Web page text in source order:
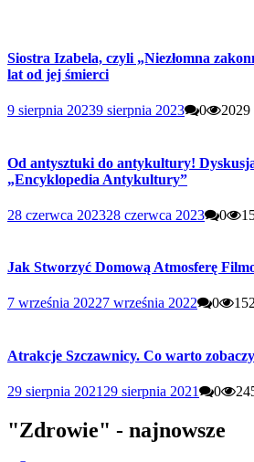
Siostra Izabela, czyli „Niezłomna
lat od jej śmierci
9 sierpnia 20239 sierpnia 2023 0 2029
Od antysztuki do antykultury!
„Encyklopedia Antykultury”
28 czerwca 202328 czerwca 2023 0
Jak Stworzyć Domową Atmosferę
7 września 20227 września 2022 0
Atrakcje Szczawnicy. Co warto
29 sierpnia 2021 29 sierpnia 2021 0
"Zdrowie" - najnowsze